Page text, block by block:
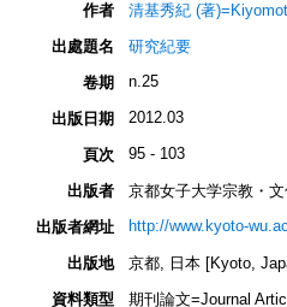
作者
清基秀紀 (著
出處題名
研究紀要
卷期
n.25
出版日期 2012.03
頁次 95 - 103
出版者
京都女子大学宗教・
出版者網址
http://www.kyoto-
出版地
京都, 日本 [Kyoto,
資料類型
期刊論文=Journal